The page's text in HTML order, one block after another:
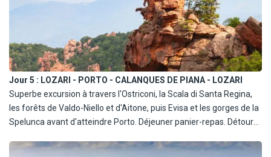
Jour 5 : LOZARI - PORTO - CALANQUES DE PIANA - LOZARI
Superbe excursion à travers l'Ostriconi, la Scala di Santa Regina,
les forêts de Valdo-Niello et d'Aitone, puis Evisa et les gorges de la
Spelunca avant d'atteindre Porto. Déjeuner panier-repas. Détour
panoramique via Serriera et Partinello, cols de la Croix et de